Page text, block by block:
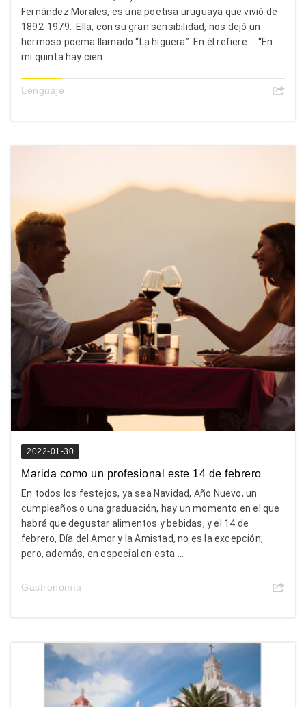
Fernández Morales, es una poetisa uruguaya que vivió de
1892-1979. Ella, con su gran sensibilidad, nos dejó un
hermoso poema llamado “La higuera”. En él refiere: “En
mi quinta hay cien ...
Lenguaje
2022-01-30
Marida como un profesional este 14 de febrero
En todos los festejos, ya sea Navidad, Año Nuevo, un
cumpleaños o una graduación, hay un momento en el que
habrá que degustar alimentos y bebidas, y el 14 de
febrero, Día del Amor y la Amistad, no es la excepción;
pero, además, en especial en esta ...
Gastronomía